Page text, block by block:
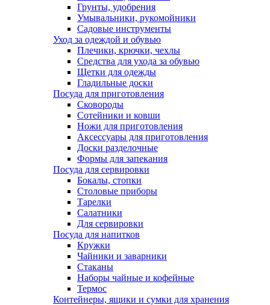
Грунты, удобрения
Умывальники, рукомойники
Садовые инструменты
Уход за одеждой и обувью
Плечики, крючки, чехлы
Средства для ухода за обувью
Щетки для одежды
Гладильные доски
Посуда для приготовления
Сковороды
Сотейники и ковши
Ножи для приготовления
Аксессуары для приготовления
Доски разделочные
Формы для запекания
Посуда для сервировки
Бокалы, стопки
Столовые приборы
Тарелки
Салатники
Для сервировки
Посуда для напитков
Кружки
Чайники и заварники
Стаканы
Наборы чайные и кофейные
Термос
Контейнеры, ящики и сумки для хранения